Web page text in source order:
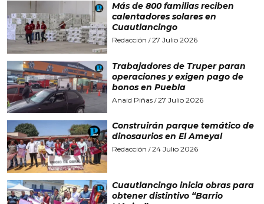
Más de 800 familias reciben
calentadores solares en
Cuautlancingo
Redacción /27 Julio 2026
Trabajadores de Truper paran
operaciones y exigen pago de
bonos en Puebla
Anaid Piñas/27 Julio 2026
Construirán parque temático de
dinosaurios en El Ameyal
Redacción /24 Julio 2026
Cuautlancingo inicia obras para
obtener distintivo “Barrio